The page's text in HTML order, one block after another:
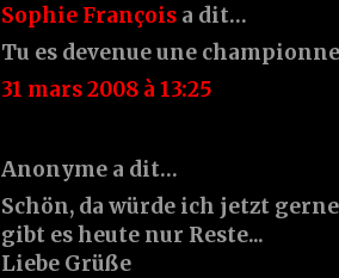
Sophie François a dit…
Tu es devenue une
31 mars 2008 à 13:25
Anonyme a dit…
Schön, da würde ich jetzt
gibt es heute nur Reste...
Liebe Grüße